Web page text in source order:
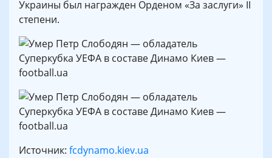
Украины был награжден Орденом «За заслуги» ІІ
степени.
Источник: fcdynamo.kiev.ua